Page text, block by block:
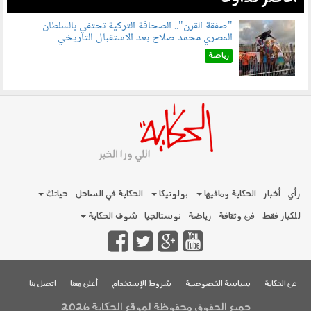
070801.jpg
"صفقة القرن".. الصحافة التركية تحتفي بالسلطان
المصري محمد صلاح بعد الاستقبال التاريخي
رياضة
رأي أخبار الحكاية ومافيها بولوتيكا الحكاية في الساحل
حياتك
للكبار فقط فن وثقافة رياضة نوستالجيا شوف الحكاية
عن الحكاية سياسة الخصوصية شروط الإستخدام أعلن معنا اتصل بنا